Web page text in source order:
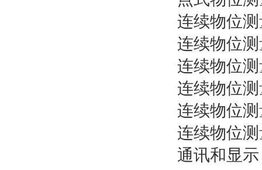
连续物位
连续物位
连续物位
连续物位
连续物位
连续物位
通讯和显